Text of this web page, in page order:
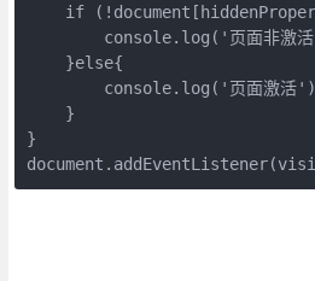
if
console.log('页面非激活
    }else{
        console.log('页面激活')
    }
}